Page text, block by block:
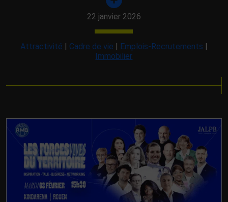
22 janvier 2026
Attractivité | Cadre de vie | Emplois-Recrutements |
Immobilier